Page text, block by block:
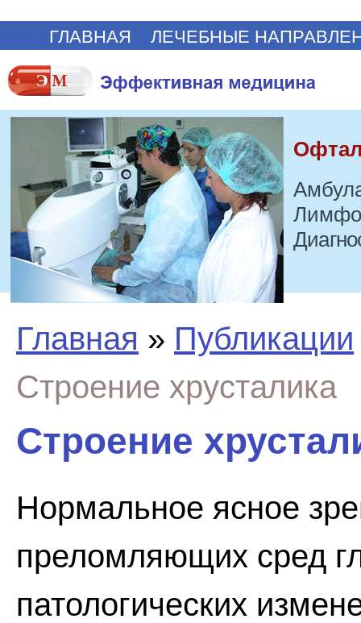
ГЛАВНАЯ ЛЕЧЕБНЫЕ
Главная » Публикации
Строение хрусталика
Строение
Нормальное ясное
преломляющих сред
патологических